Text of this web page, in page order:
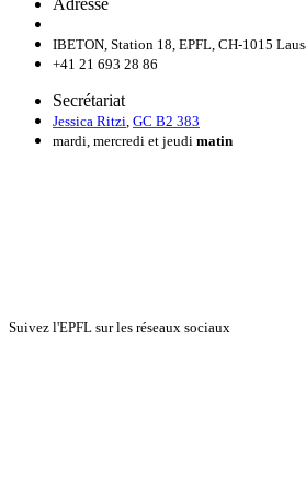
IBETON, Station 18, EPFL, CH-1015
+41 21 693 28 86
Secrétariat
Jessica Ritzi GC B2 383
mardi, mercredi et jeudi matin
Suivez l'EPFL sur les réseaux sociaux